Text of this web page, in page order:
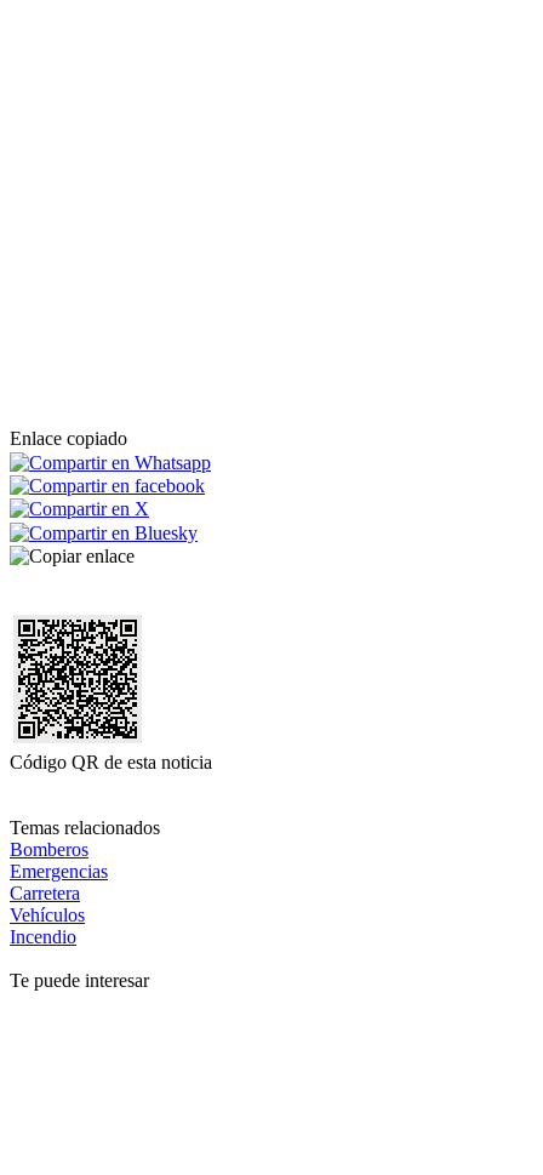
Enlace copiado
Código QR de esta noticia
Temas relacionados
Bomberos
Emergencias
Carretera
Vehículos
Incendio
Te puede interesar